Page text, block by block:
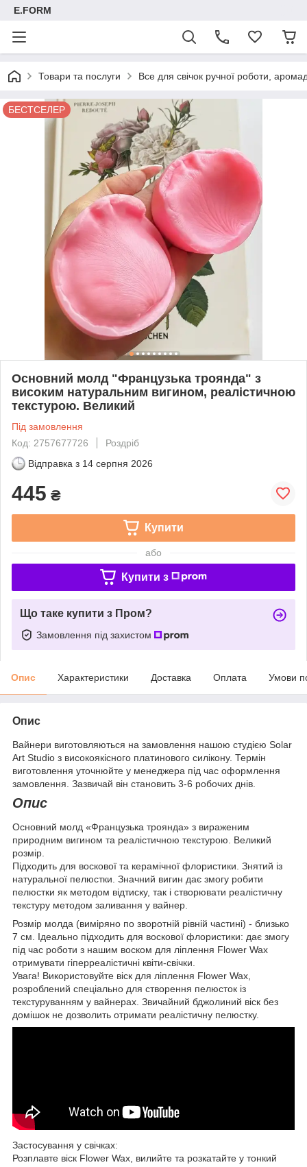
E.FORM
Товари та послуги Все для свічок ручної роботи,
БЕСТСЕЛЕР
Основний молд "Французька троянда" з
високим натуральним вигином, реалістичною
текстурою. Великий
Під замовлення
Код: 2757677726
Роздріб
Відправка з 14 серпня 2026
445 ₴
Купити
або
Купити з
Що таке купити з Пром?
Замовлення під захистом
Опис Характеристики Доставка Оплата Умови
Опис
Вайнери виготовляються на замовлення нашою студією Solar
Art Studio з високоякісного платинового силікону. Термін
виготовлення уточнюйте у менеджера під час оформлення
замовлення. Зазвичай він становить 3-6 робочих днів.
Опис
Основний молд «Французька троянда» з вираженим
природним вигином та реалістичною текстурою. Великий
розмір.
Підходить для воскової та керамічної флористики. Знятий із
натуральної пелюстки. Значний вигин дає змогу робити
пелюстки як методом відтиску, так і створювати реалістичну
текстуру методом заливання у вайнер.
Розмір молда (виміряно по зворотній рівній частині) - близько
7 см. Ідеально підходить для воскової флористики: дає змогу
під час роботи з нашим воском для ліплення Flower Wax
отримувати гіперреалістичні квіти-свічки.
Увага! Використовуйте віск для ліплення Flower Wax,
розроблений спеціально для створення пелюсток із
текстуруванням у вайнерах. Звичайний бджолиний віск без
домішок не дозволить отримати реалістичну пелюстку.
Застосування у свічках:
Розплавте віск Flower Wax, вилийте та розкатайте у тонкий